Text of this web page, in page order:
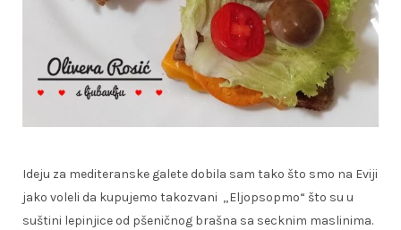
Ideju za mediteranske galete dobila sam tako što smo na Eviji
jako voleli da kupujemo takozvani „Eljopsopmo“ što su u
suštini lepinjice od pšeničnog brašna sa secknim maslinima.